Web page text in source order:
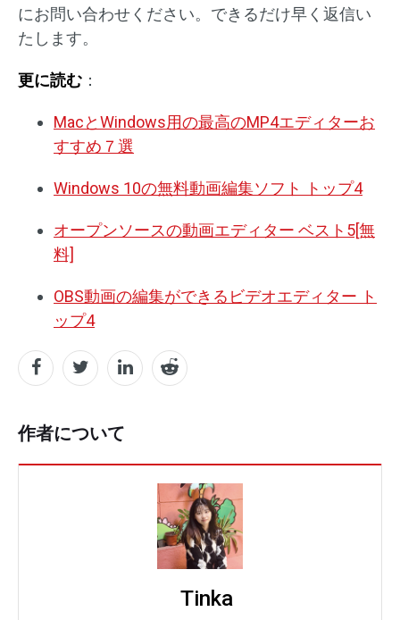
にお問い合わせください。できるだけ早く返信い
たします。
更に読む ：
MacとWindows用の最高のMP4エディターお
すすめ７選
Windows 10の無料動画編集ソフト トップ4
オープンソースの動画エディター ベスト5[無
料]
OBS動画の編集ができるビデオエディター ト
ップ4
作者について
Tinka